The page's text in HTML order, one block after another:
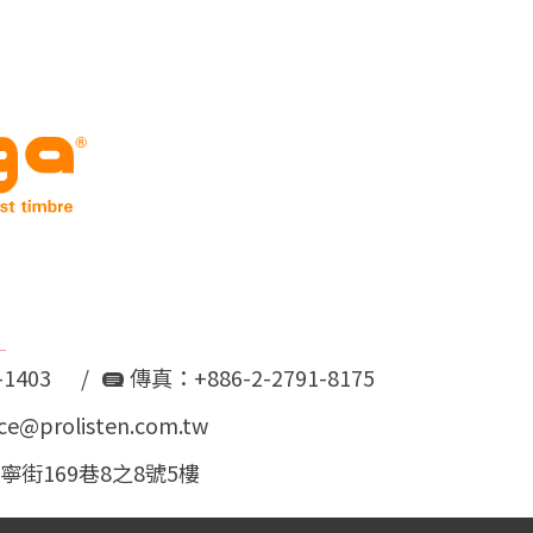
/
傳真：+886-2-2791-8175
街169巷8之8號5樓